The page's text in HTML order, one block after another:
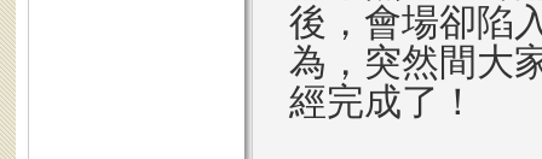
後，會場卻陷
為，突然間大
經完成了！